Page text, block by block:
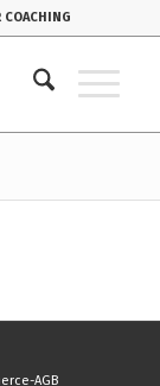
COACHING
AGB